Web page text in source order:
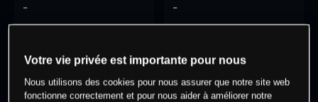
- -
0 % des clients ont une position à
cet actif
Votre vie privée est importante pour nous
Nous utilisons des cookies pour nous assurer que notre site web
fonctionne correctement et pour nous aider à améliorer notre